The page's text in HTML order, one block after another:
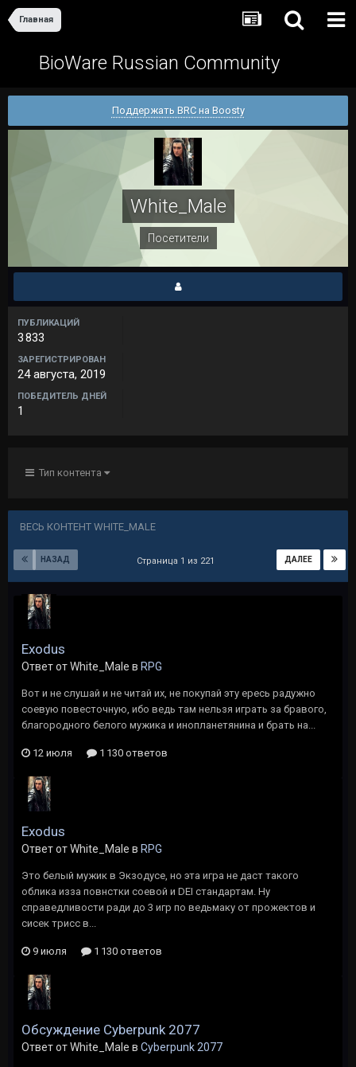
Главная
BioWare Russian Community
Поддержать BRC на Boosty
White_Male
Посетители
ПУБЛИКАЦИЙ
3 833
ЗАРЕГИСТРИРОВАН
24 августа, 2019
ПОБЕДИТЕЛЬ ДНЕЙ
1
Тип контента
ВЕСЬ КОНТЕНТ WHITE_MALE
НАЗАД ДАЛЕЕ
Страница 1 из 221
Exodus
Ответ от White_Male в RPG
Вот и не слушай и не читай их, не покупай эту ересь радужно
соевую повесточную, ибо ведь там нельзя играть за бравого,
благородного белого мужика и инопланетянина и брать на...
12 июля 1 130 ответов
Exodus
Ответ от White_Male в RPG
Это белый мужик в Экзодусе, но эта игра не даст такого
облика изза повнстки соевой и DEI стандартам. Ну
справедливости ради до 3 игр по ведьмаку от прожектов и
сисек трисс в...
9 июля 1 130 ответов
Обсуждение Cyberpunk 2077
Ответ от White_Male в Cyberpunk 2077